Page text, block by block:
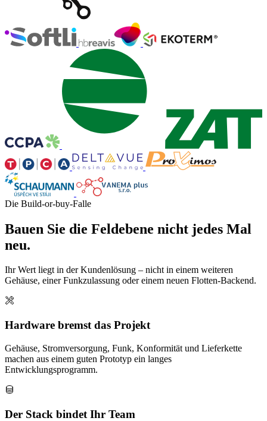
Die Build-or-buy-Falle
Bauen Sie die Feldebene nicht jedes Mal
neu.
Ihr Wert liegt in der Kundenlösung – nicht in einem weiteren
Gehäuse, einer Funkzulassung oder einem neuen Flotten-Backend.
Hardware bremst das Projekt
Gehäuse, Stromversorgung, Funk, Konformität und Lieferkette
machen aus einem guten Prototyp ein langes
Entwicklungsprogramm.
Der Stack bindet Ihr Team